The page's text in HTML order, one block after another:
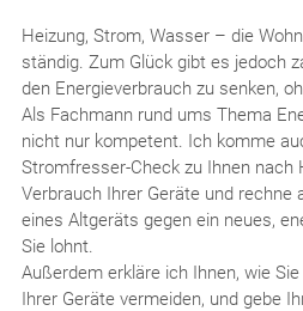
Heizung, Strom, Wasser – die
ständig. Zum Glück gibt es jedoch
den Energieverbrauch zu senken,
Als Fachmann rund ums Thema
nicht nur kompetent. Ich komme
Stromfresser-Check zu Ihnen nach
Verbrauch Ihrer Geräte und rechne
eines Altgeräts gegen ein neues,
Sie lohnt.
Außerdem erkläre ich Ihnen, wie
Ihrer Geräte vermeiden, und gebe